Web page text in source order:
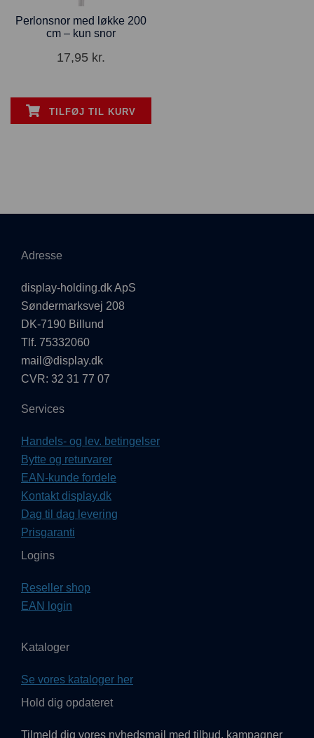
Perlonsnor med løkke 200
cm – kun snor
17,95 kr.
TILFØJ TIL KURV
Adresse
display-holding.dk ApS
Søndermarksvej 208
DK-7190 Billund
Tlf. 75332060
mail@display.dk
CVR: 32 31 77 07
Services
Handels- og lev. betingelser
Bytte og returvarer
EAN-kunde fordele
Kontakt display.dk
Dag til dag levering
Prisgaranti
Logins
Reseller shop
EAN login
Kataloger
Se vores kataloger her
Hold dig opdateret
Tilmeld dig vores nyhedsmail med tilbud, kampagner